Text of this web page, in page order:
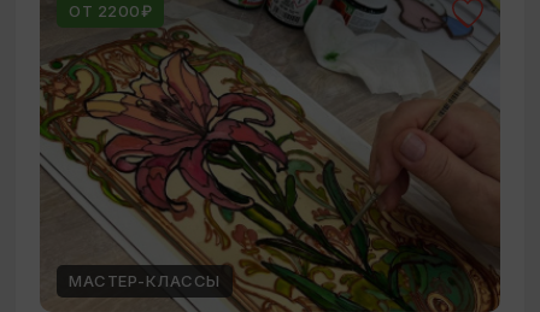
ОТ 2200₽
МАСТЕР-КЛАССЫ